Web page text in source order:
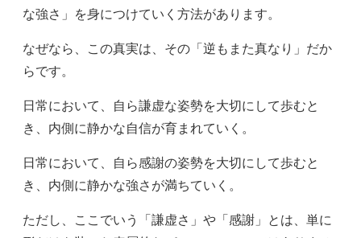
な強さ」を身につけていく方法があります。
なぜなら、この真実は、その「逆もまた真なり」だか
らです。
日常において、自ら謙虚な姿勢を大切にして歩むと
き、内側に静かな自信が育まれていく。
日常において、自ら感謝の姿勢を大切にして歩むと
き、内側に静かな強さが満ちていく。
ただし、ここでいう「謙虚さ」や「感謝」とは、単に